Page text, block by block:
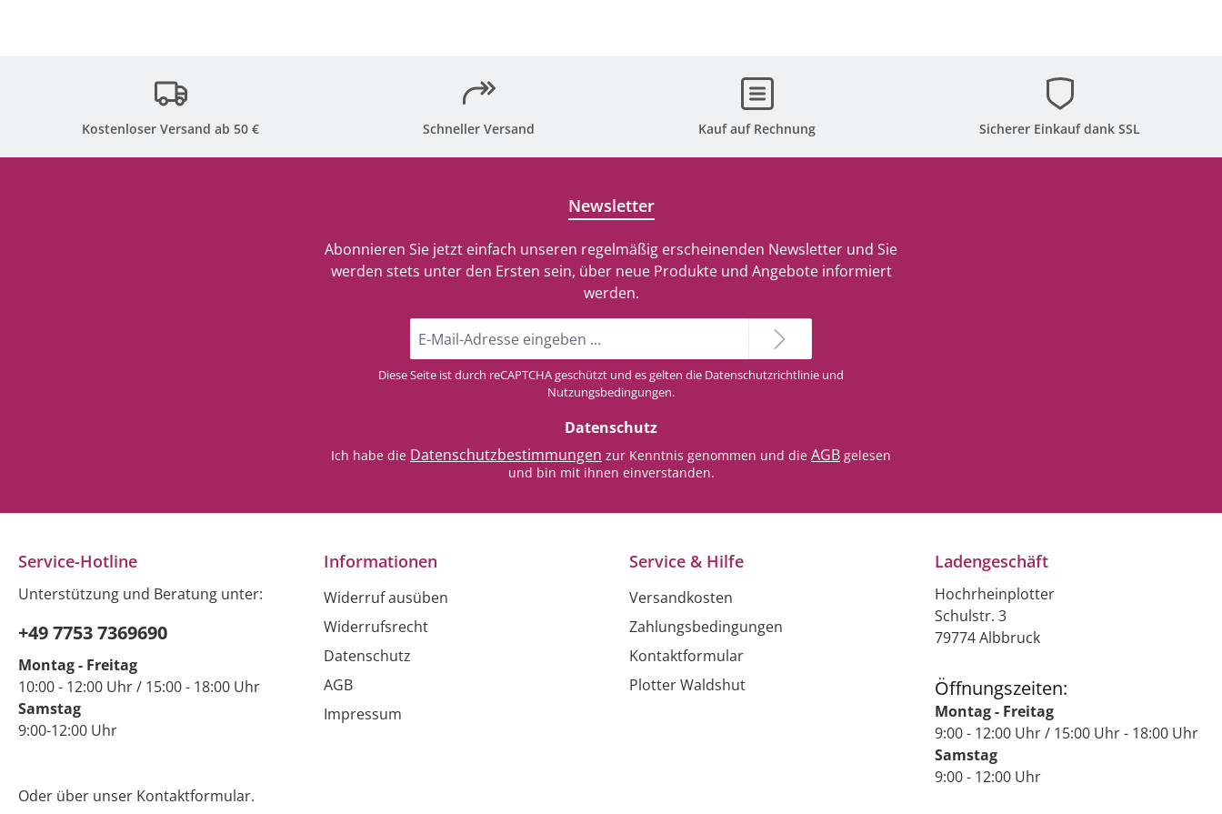
Kostenloser Versand ab 50 € Schneller Versand Kauf auf Rechnung Sicherer Einkauf dank SSL
Newsletter
Abonnieren Sie jetzt einfach unseren regelmäßig erscheinenden Newsletter und Sie
werden stets unter den Ersten sein, über neue Produkte und Angebote informiert
werden.
Mail-
Adresse
*
Diese Seite ist durch reCAPTCHA geschützt und es gelten die Datenschutzrichtlinie und
Nutzungsbedingungen.
Datenschutz
Ich habe die Datenschutzbestimmungen zur Kenntnis genommen und die AGB gelesen
und bin mit ihnen einverstanden.
Service-Hotline
Unterstützung und Beratung unter:
+49 7753 7369690
Montag - Freitag
10:00 - 12:00 Uhr / 15:00 - 18:00 Uhr
Samstag
9:00-12:00 Uhr
Oder über unser Kontaktformular.
Informationen
Widerruf ausüben
Widerrufsrecht
Datenschutz
AGB
Impressum
Service & Hilfe
Versandkosten
Zahlungsbedingungen
Kontaktformular
Plotter Waldshut
Ladengeschäft
Hochrheinplotter
Schulstr. 3
79774 Albbruck
Öffnungszeiten:
Montag - Freitag
9:00 - 12:00 Uhr / 15:00 Uhr - 18:00 Uhr
Samstag
9:00 - 12:00 Uhr